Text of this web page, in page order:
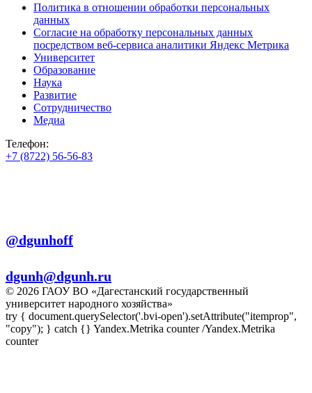
Политика в отношении обработки персональных
данных
Согласие на обработку персональных данных
посредством веб-сервиса аналитики Яндекс Метрика
Университет
Образование
Наука
Развитие
Сотрудничество
Медиа
Телефон:
+7 (8722) 56-56-83
@dgunhoff
dgunh@dgunh.ru
© 2026 ГАОУ ВО «Дагестанский государственный
университет народного хозяйства»
try { document.querySelector('.bvi-open').setAttribute("itemprop",
"copy"); } catch {} Yandex.Metrika counter/Yandex.Metrika
counter